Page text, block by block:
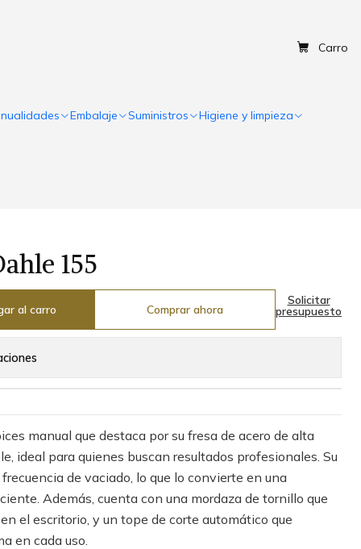
Carro
Embalaje Suministros Higiene y limpieza
155
al carro Comprar ahora
Solicitar
presupuesto
manual que destaca por su fresa de acero de alta
ideal para quienes buscan resultados profesionales. Su
de vaciado, lo que lo convierte en una
Además, cuenta con una mordaza de tornillo que
el escritorio, y un tope de corte automático que
en cada uso.